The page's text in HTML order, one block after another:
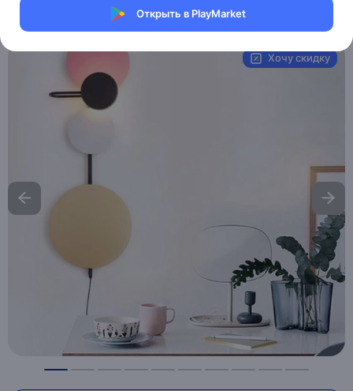
Открыть в PlayMarket
MAI__HE__MAI_HAKAN
Хочу скидку